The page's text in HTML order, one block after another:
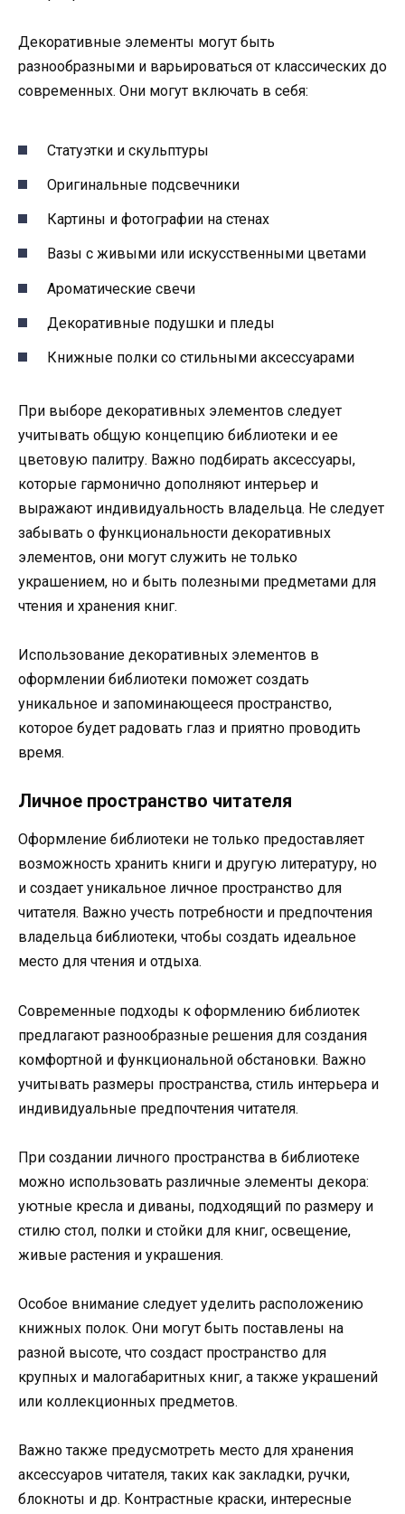
Декоративные элементы могут быть
разнообразными и варьироваться от классических до
современных. Они могут включать в себя:
Статуэтки и скульптуры
Оригинальные подсвечники
Картины и фотографии на стенах
Вазы с живыми или искусственными цветами
Ароматические свечи
Декоративные подушки и пледы
Книжные полки со стильными аксессуарами
При выборе декоративных элементов следует
учитывать общую концепцию библиотеки и ее
цветовую палитру. Важно подбирать аксессуары,
которые гармонично дополняют интерьер и
выражают индивидуальность владельца. Не следует
забывать о функциональности декоративных
элементов, они могут служить не только
украшением, но и быть полезными предметами для
чтения и хранения книг.
Использование декоративных элементов в
оформлении библиотеки поможет создать
уникальное и запоминающееся пространство,
которое будет радовать глаз и приятно проводить
время.
Личное пространство читателя
Оформление библиотеки не только предоставляет
возможность хранить книги и другую литературу, но
и создает уникальное личное пространство для
читателя. Важно учесть потребности и предпочтения
владельца библиотеки, чтобы создать идеальное
место для чтения и отдыха.
Современные подходы к оформлению библиотек
предлагают разнообразные решения для создания
комфортной и функциональной обстановки. Важно
учитывать размеры пространства, стиль интерьера и
индивидуальные предпочтения читателя.
При создании личного пространства в библиотеке
можно использовать различные элементы декора:
уютные кресла и диваны, подходящий по размеру и
стилю стол, полки и стойки для книг, освещение,
живые растения и украшения.
Особое внимание следует уделить расположению
книжных полок. Они могут быть поставлены на
разной высоте, что создаст пространство для
крупных и малогабаритных книг, а также украшений
или коллекционных предметов.
Важно также предусмотреть место для хранения
аксессуаров читателя, таких как закладки, ручки,
блокноты и др. Контрастные краски, интересные